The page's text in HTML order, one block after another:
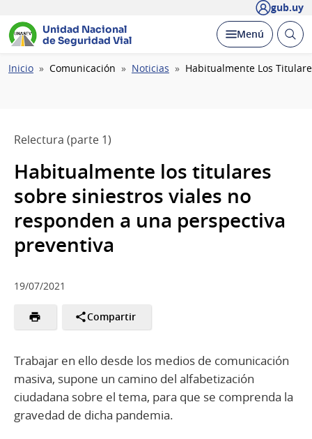
gub.uy
Unidad Nacional
de Seguridad Vial
Desplegar
Menú Abrir
Ruta
Inicio Comunicación Noticias Habitualmente Los
Relectura (parte 1)
Habitualmente los titulares
sobre siniestros viales no
responden a una perspectiva
preventiva
19/07/2021
Compartir
Trabajar en ello desde los medios de comunicación
masiva, supone un camino del alfabetización
ciudadana sobre el tema, para que se comprenda la
gravedad de dicha pandemia.